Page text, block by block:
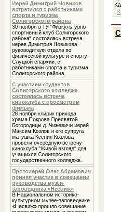
Иерей Димитрий Новиков
встретился с работниками
спорта и туризма
Солигорского района
30 ноября в ГУ "Физкультурно-
спортивный клуб Солигорского
района" состоялась встреча
иерея Димитрия Новикова,
руководителя отдела по
физической культуре и спорту
Слуцкой епархии, с
работниками спорта и туризма
Солигорского района.
С участием студентов
Солигорского колледжа
состоялась встреча
киноклуба с просмотром
фильма
28 ноября клирик прихода
храма Покрова Пресвятой
Богородицы д. Чижевичи иерей
Максим Козлов и его супруга
матушка Ксения Козлова
провели очередную встречу
киноклуба "Живой взгляд" для
учащихся Солигорского
государственного колледжа.
Протоиерей Олег Абрамович
принял участие в совещании
руководства музея-
заповедника «Несвиж»
В Национальном историко-
культурном музее-заповеднике
«Несвиж» прошло совещание